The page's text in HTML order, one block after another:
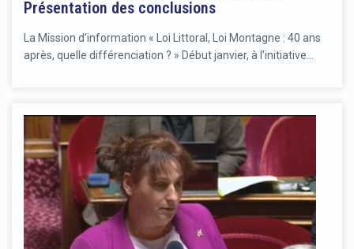
Présentation des conclusions
La Mission d’information « Loi Littoral, Loi Montagne : 40 ans
après, quelle différenciation ? » Début janvier, à l’initiative…